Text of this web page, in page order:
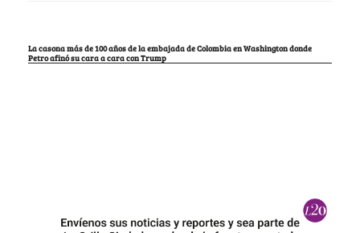
La casona más de 100 años de la embajada de Colombia en Washington donde
Petro afinó su cara a cara con Trump